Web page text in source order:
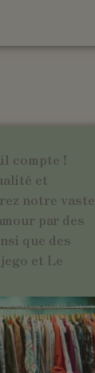
compte !
et
notre vaste
par des
que des
et Le